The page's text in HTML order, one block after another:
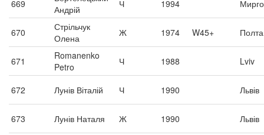
669
Андрій
Ч 1994
670
Стрільчук
Олена
Ж 1974 W45+
671
Romanenko
Petro
Ч 1988 Lviv
672 Лунів Віталій Ч 1990 Львів
673 Лунів Наталя Ж 1990
Львів